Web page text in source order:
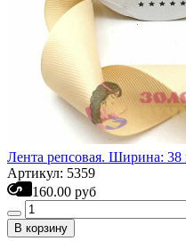
Лента репсовая. Ширина:
Артикул: 5359
160.00 руб
В корзину